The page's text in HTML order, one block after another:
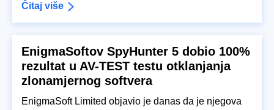
Čitaj više
EnigmaSoftov SpyHunter 5 dobio 100%
rezultat u AV-TEST testu otklanjanja
zlonamjernog softvera
EnigmaSoft Limited objavio je danas da je njegova